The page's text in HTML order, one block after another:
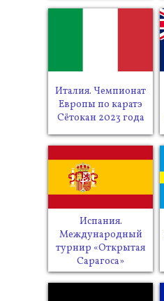
Италия. Чемпионат
Европы по каратэ
Сётокан 2023 года
Испания.
Международный
турнир «Открытая
Сарагоса»